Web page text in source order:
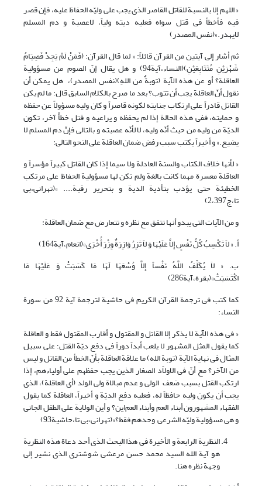
« اللهم إلا بالنسبة للقاتل القاصر الذى یجب على ولیّه الحفاظ علیه، فإن قصر
فیه فأخطأ فى قتل سواه فعلیه دیته ولیاً، لاعصبة و دم المسلم
لایهدر.»(نفس المصدر)
ثم أشار إلى آیتین من القرآن قائلاً: « لما قال القرآن: (فَمَنْ لَمْ یَجِدْ فَصِیَامُ
شَهْرَیْنِ مُتَتَابِعَیْنِ)(النساء،آیة94) و هل یقال إنّ الصوم من مسؤولیة
العاقلة؟ أو عن هذه الآیة (توبةٌ من اللهِ)(نفس المصدر)، هل یمکن أن
نقول أنّ العاقلة یجب أن تتوب؟ بعد ما صرح بالکلام السابق قال: ما لم یکن
القاتل قادراً على ارتکاب جنایته لکونه قاصراً و کان ولیه مسؤولاً عن حفظه
و حمایته، ففی هذه الحالة إذا لم یحفظه و یراعیه و قتل خطأً آخر، تکون
الدیّة من ولیه من حیث أنّه ولیه، لا لأنّه عصبته و بالتالی فإنّ دم المسلم لا
یضیع.» و أخیراً یکتب سبب رفض ضمان العاقلة على النحو التالی:
« لأنها خلاف الکتاب والسنة العادلة ولا سیما إذا کان القاتل کبیراً مؤسراً و
العاقلة معسرة مهما کانت بالغة ولم تکن لها مسؤولیة الحفاظ على مرتکب
الخطیئة حتى یؤدب بتأدیة الدیة و بتحریر رقبة.... »(تهرانی،بی
تا،ج2،397)
و من الآیات التی یبدو أنها تتفق مع نظره و تتعارض مع ضمان العاقلة:
أ. « لاَ تَکْسِبُ کُلُّ نَفْسٍ إِلاَّ عَلَیْهَا وَ لاَ تَزِرُ وَازِرَةٌ وِزْرَ أُخْرَى»(انعام،آیة164)
ب. « لاَ یُکَلِّفُ اللَّهُ نَفْساً إِلاَّ وُسْعَهَا لَهَا مَا کَسَبَتْ وَ عَلَیْهَا مَا
اکْتَسَبَتْ»(بقرة،آیة286)
کما کتب فی ترجمة القرآن الکریم فی حاشیة لترجمة آیة 92 من سورة
النساء:
« فی هذه الآیة لا یذکر إلا القاتل و المقتول و أقارب المقتول فقط و العاقلة
کما یقول المثل المشهور لا یلعب أبداً دوراً فی دفع دیّة القتل؛ على سبیل
المثال فی نهایة الآیة (توبة الله) ما علاقة العاقلة بأنّ الخطأ من القاتل و لیس
من الآخر؟ مع أنّ فی الاولاًد الصغار الذین یجب حفظهم على أولیاءهم، إذا
ارتکب القتل بسبب ضعف الولی و عدم مبالاة ولی الولد (أی العاقلة)، الذی
یجب أن یکون ولیه حافظاً له، فعلیه دفع الدیّة و أخیراً، العاقلة کما یقول
الفقهاء المشهورون أبناء العم وأبناء العم‌این؟ و أین الولایة على الطفل الجانی
و هی مسؤولیة ولیّه الشرعی وحدهم فقط؟»(تهرانی،بی تا،حاشیة93)
النظریة الرابعة و الأخیرة فی هذا البحث الذی أحد دعاة هذه النظریة
هو آیة الله السید محمد حسن مرعشی شوشتری الذی نشیر إلى
وجهة نظره هنا.